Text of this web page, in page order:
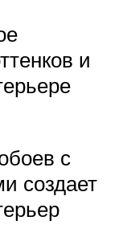
и
с
создает